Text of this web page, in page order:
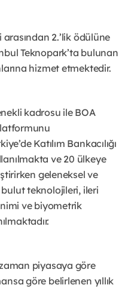
arasından 2.’lik ödülüne
Teknopark’ta bulunan
hizmet etmektedir.
kadrosu ile BOA
Katılım Bankacılığı
ve 20 ülkeye
geleneksel ve
bulut teknolojileri, ileri
ve biyometrik
zaman piyasaya göre
göre belirlenen yıllık